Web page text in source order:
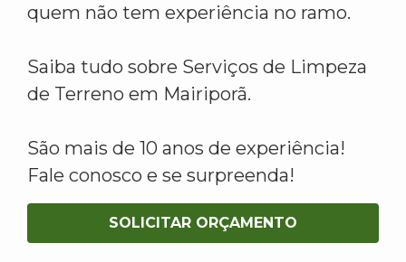
quem não tem experiência no ramo.
Saiba tudo sobre Serviços de Limpeza
de Terreno em Mairiporã.
São mais de 10 anos de experiência!
Fale conosco e se surpreenda!
SOLICITAR ORÇAMENTO